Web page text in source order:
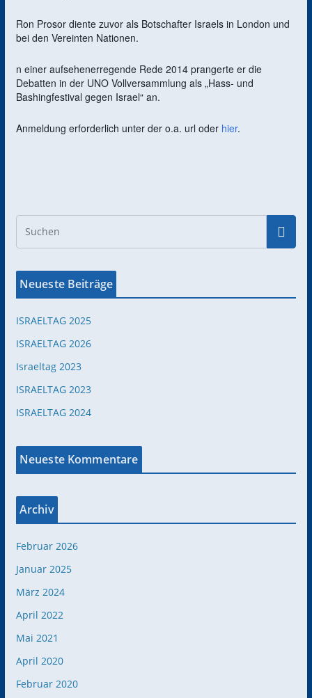
Ron Prosor diente zuvor als Botschafter Israels in London und
bei den Vereinten Nationen.
n einer aufsehenerregende Rede 2014 prangerte er die
Debatten in der UNO Vollversammlung als „Hass- und
Bashingfestival gegen Israel“ an.
Anmeldung erforderlich unter der o.a. url oder hier.
Neueste Beiträge
ISRAELTAG 2025
ISRAELTAG 2026
Israeltag 2023
ISRAELTAG 2023
ISRAELTAG 2024
Neueste Kommentare
Archiv
Februar 2026
Januar 2025
März 2024
April 2022
Mai 2021
April 2020
Februar 2020